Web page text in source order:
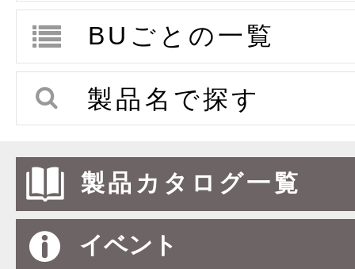
BUごとの一覧
製品名で探す
製品カタログ一覧
イベント